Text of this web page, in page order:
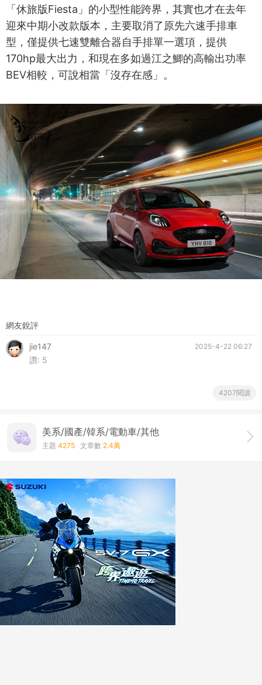
「休旅版Fiesta」的小型性能跨界，其實也才在去年
迎來中期小改款版本，主要取消了原先六速手排車
型，僅提供七速雙離合器自手排單一選項，提供
170hp最大出力，和現在多如過江之鯽的高輸出功率
BEV相較，可說相當「沒存在感」。
網友銳評
2025-4-22 06:27
jie147
讚: 5
4207閱讀
美系/國產/韓系/電動車/其他
主題 4275 文章數 2.4萬